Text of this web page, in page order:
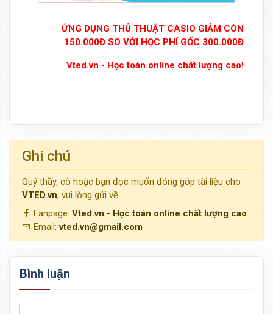
ỨNG DỤNG THỦ THUẬT CASIO GIẢM CÒN
150.000Đ SO VỚI HỌC PHÍ GỐC 300.000Đ
Vted.vn - Học toán online chất lượng cao!
Ghi chú
Quý thầy, cô hoặc bạn đọc muốn đóng góp tài liệu cho
VTED.vn, vui lòng gửi về:
Fanpage: Vted.vn - Học toán online chất lượng cao
Email:vted.vn@gmail.com
Bình luận